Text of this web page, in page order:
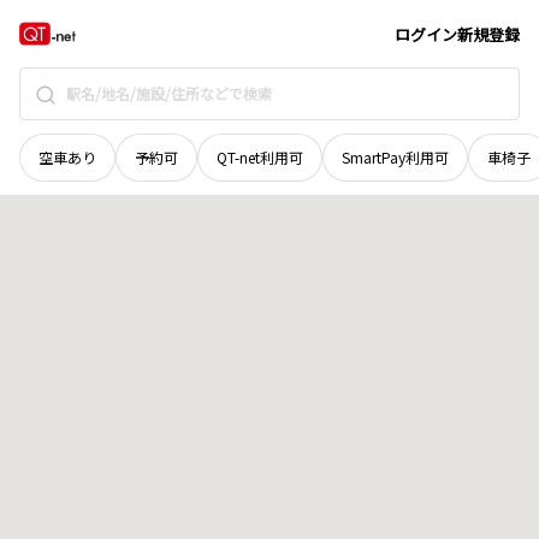
ログイン新規登録
空車あり 予約可 QT-net利用可 SmartPay利用可 車椅子
新潟県